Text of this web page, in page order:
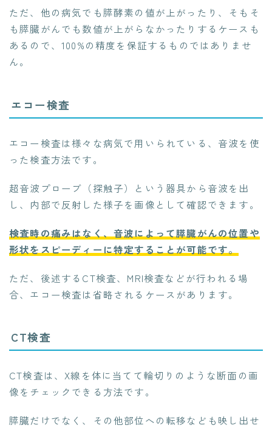
ただ、他の病気でも膵酵素の値が上がったり、そもそ
も膵臓がんでも数値が上がらなかったりするケースも
あるので、100%の精度を保証するものではありませ
ん。
エコー検査
エコー検査は様々な病気で用いられている、音波を使
った検査方法です。
超音波プローブ（探触子）という器具から音波を出
し、内部で反射した様子を画像として確認できます。
検査時の痛みはなく、音波によって膵臓がんの位置や
形状をスピーディーに特定することが可能です。
ただ、後述するCT検査、MRI検査などが行われる場
合、エコー検査は省略されるケースがあります。
CT検査
CT検査は、X線を体に当てて輪切りのような断面の画
像をチェックできる方法です。
膵臓だけでなく、その他部位への転移なども映し出せ